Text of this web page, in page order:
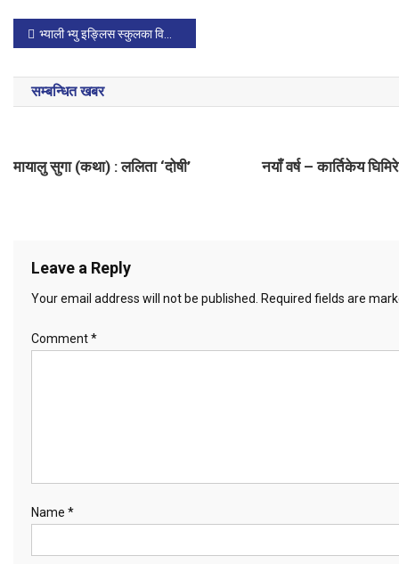
P
o
s
n
भ्याली भ्यु इङ्लिस स्कुलका विद्यार्थीलाई अन्तर्राष्ट्रिय पुरस्कार
सम्बन्धित खबर
मायालु सुगा (कथा) : ललिता ‘दोषी’ नयाँ वर्ष – कार्तिकेय घिमिरे
Leave a Reply
Your email address will not be published. Required fields are
Comment*
Name *